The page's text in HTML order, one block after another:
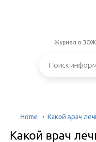
Журнал о
Home Какой врач
Какой врач